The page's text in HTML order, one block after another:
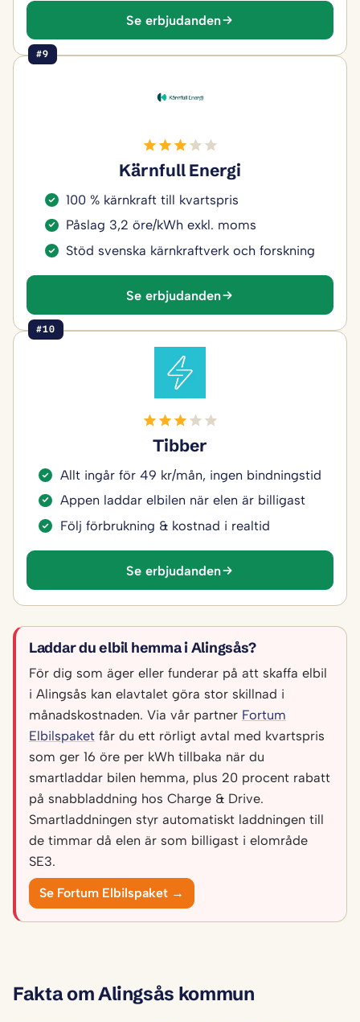
Se erbjudanden
#9
Kärnfull Energi
100 % kärnkraft till kvartspris
Påslag 3,2 öre/kWh exkl. moms
Stöd svenska kärnkraftverk och forskning
Se erbjudanden
#10
Tibber
Allt ingår för 49 kr/mån, ingen bindningstid
Appen laddar elbilen när elen är billigast
Följ förbrukning & kostnad i realtid
Se erbjudanden
Laddar du elbil hemma i Alingsås?
För dig som äger eller funderar på att skaffa elbil
i Alingsås kan elavtalet göra stor skillnad i
månadskostnaden. Via vår partner Fortum
Elbilspaket får du ett rörligt avtal med kvartspris
som ger 16 öre per kWh tillbaka när du
smartladdar bilen hemma, plus 20 procent rabatt
på snabbladdning hos Charge & Drive.
Smartladdningen styr automatiskt laddningen till
de timmar då elen är som billigast i elområde
SE3.
Se Fortum Elbilspaket →
Fakta om Alingsås kommun